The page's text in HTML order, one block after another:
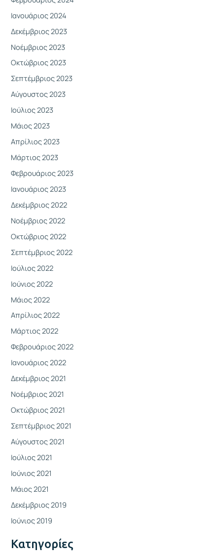
Ιανουάριος 2024
Δεκέμβριος 2023
Νοέμβριος 2023
Οκτώβριος 2023
Σεπτέμβριος 2023
Αύγουστος 2023
Ιούλιος 2023
Μάιος 2023
Απρίλιος 2023
Μάρτιος 2023
Φεβρουάριος 2023
Ιανουάριος 2023
Δεκέμβριος 2022
Νοέμβριος 2022
Οκτώβριος 2022
Σεπτέμβριος 2022
Ιούλιος 2022
Ιούνιος 2022
Μάιος 2022
Απρίλιος 2022
Μάρτιος 2022
Φεβρουάριος 2022
Ιανουάριος 2022
Δεκέμβριος 2021
Νοέμβριος 2021
Οκτώβριος 2021
Σεπτέμβριος 2021
Αύγουστος 2021
Ιούλιος 2021
Ιούνιος 2021
Μάιος 2021
Δεκέμβριος 2019
Ιούνιος 2019
Kατηγορίες